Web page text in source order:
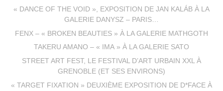
« DANCE OF THE VOID », EXPOSITION DE JAN KALÁB À LA
GALERIE DANYSZ – PARIS…
FENX – « BROKEN BEAUTIES » À LA GALERIE MATHGOTH
TAKERU AMANO – « IMA » À LA GALERIE SATO
STREET ART FEST, LE FESTIVAL D’ART URBAIN XXL À
GRENOBLE (ET SES ENVIRONS)
« TARGET FIXATION » DEUXIÈME EXPOSITION DE D*FACE À